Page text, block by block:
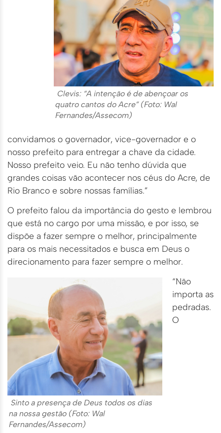
Clevis: “A intenção é de abençoar os
quatro cantos do Acre” (Foto: Wal
Fernandes/Assecom)
convidamos o governador, vice-governador e o
nosso prefeito para entregar a chave da cidade.
Nosso prefeito veio. Eu não tenho dúvida que
grandes coisas vão acontecer nos céus do Acre, de
Rio Branco e sobre nossas famílias.”
O prefeito falou da importância do gesto e lembrou
que está no cargo por uma missão, e por isso, se
dispõe a fazer sempre o melhor, principalmente
para os mais necessitados e busca em Deus o
direcionamento para fazer sempre o melhor.
Sinto a presença de Deus todos os dias
na nossa gestão (Foto: Wal
Fernandes/Assecom)
“Não
importa as
pedradas.
O